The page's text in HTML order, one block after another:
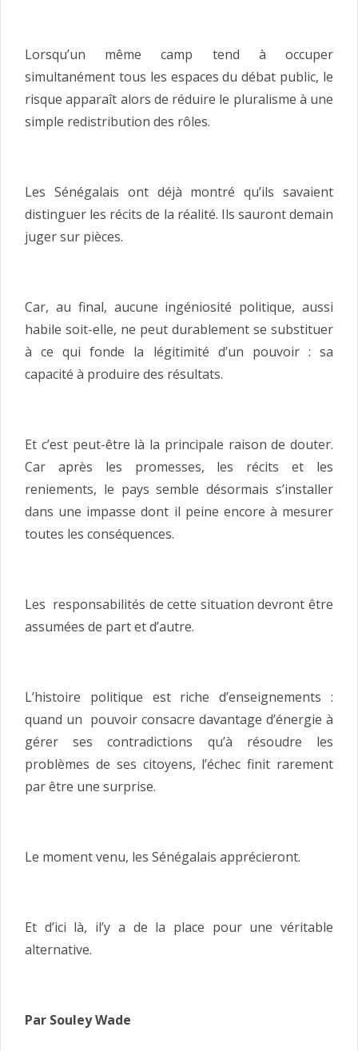
Lorsqu’un même camp tend à occuper
simultanément tous les espaces du débat public, le
risque apparaît alors de réduire le pluralisme à une
simple redistribution des rôles.
Les Sénégalais ont déjà montré qu’ils savaient
distinguer les récits de la réalité. Ils sauront demain
juger sur pièces.
Car, au final, aucune ingéniosité politique, aussi
habile soit-elle, ne peut durablement se substituer
à ce qui fonde la légitimité d’un pouvoir : sa
capacité à produire des résultats.
Et c’est peut-être là la principale raison de douter.
Car après les promesses, les récits et les
reniements, le pays semble désormais s’installer
dans une impasse dont il peine encore à mesurer
toutes les conséquences.
Les responsabilités de cette situation devront être
assumées de part et d’autre.
L’histoire politique est riche d’enseignements :
quand un pouvoir consacre davantage d’énergie à
gérer ses contradictions qu’à résoudre les
problèmes de ses citoyens, l’échec finit rarement
par être une surprise.
Le moment venu, les Sénégalais apprécieront.
Et d’ici là, il’y a de la place pour une véritable
alternative.
Par Souley Wade